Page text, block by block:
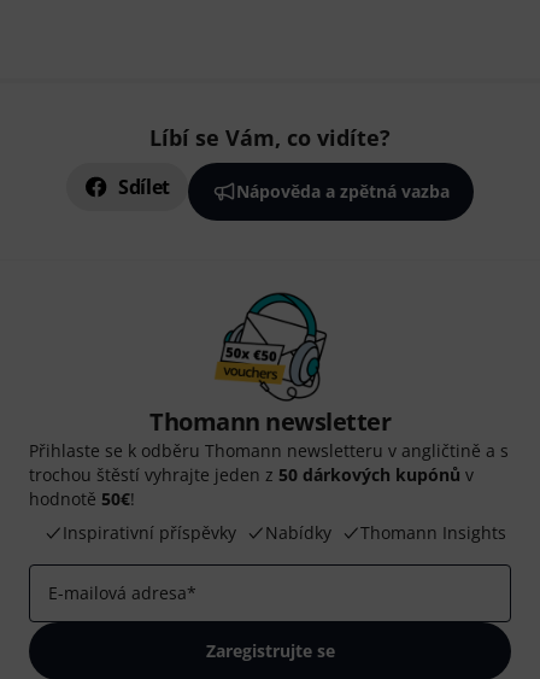
Líbí se Vám, co vidíte?
Sdílet Nápověda a zpětná vazba
Thomann newsletter
Přihlaste se k odběru Thomann newsletteru v angličtině a s
trochou štěstí vyhrajte jeden z 50 dárkových kupónů v
hodnotě 50€!
Inspirativní příspěvky
Nabídky Thomann Insights
E-mailová adresa*
Zaregistrujte se